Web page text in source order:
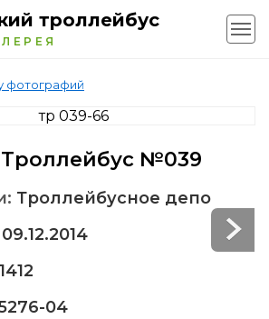
троллейбус
фотографий
№039
Троллейбусное депо
09.12.2014
1412
04